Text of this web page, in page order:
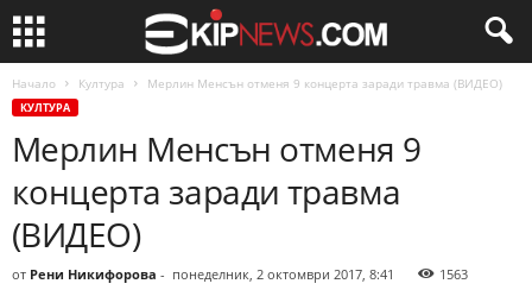
Начало Култура Мерлин Менсън отменя 9 концерта заради травма (ВИДЕО)
КУЛТУРА
Мерлин Менсън отменя 9
концерта заради травма
(ВИДЕО)
от Рени Никифорова - понеделник, 2 октомври 2017, 8:41 1563